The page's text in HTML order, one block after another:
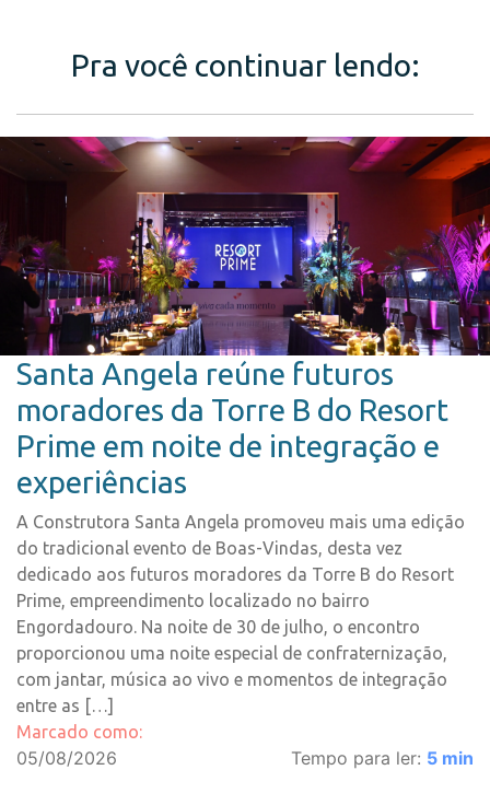
Pra você continuar lendo:
Santa Angela reúne futuros
moradores da Torre B do Resort
Prime em noite de integração e
experiências
A Construtora Santa Angela promoveu mais uma edição
do tradicional evento de Boas-Vindas, desta vez
dedicado aos futuros moradores da Torre B do Resort
Prime, empreendimento localizado no bairro
Engordadouro. Na noite de 30 de julho, o encontro
proporcionou uma noite especial de confraternização,
com jantar, música ao vivo e momentos de integração
entre as […]
Marcado como:
05/08/2026 Tempo para ler: 5 min